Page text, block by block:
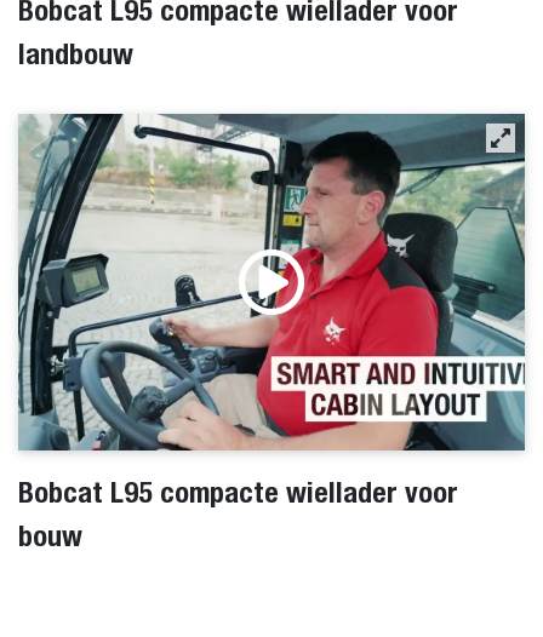
Bobcat L95 compacte wiellader voor
landbouw
Bobcat L95 compacte wiellader voor
bouw